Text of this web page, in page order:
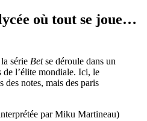
où tout se joue…
série Betse déroule dans un
de l’élite mondiale. Ici, le
des notes, mais des paris
par Miku Martineau)